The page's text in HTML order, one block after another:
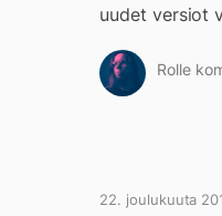
uudet versiot
Rolle
22. joulukuuta